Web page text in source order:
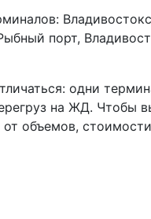
порт,
одни
на ЖД. Чтобы
объемов,